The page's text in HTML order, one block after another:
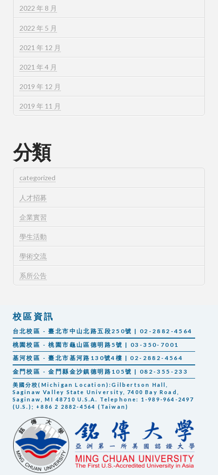
2022 年 8 月
2022 年 5 月
2021 年 12 月
2021 年 4 月
2019 年 12 月
2019 年 11 月
分類
categorized
人才招募
企業實習
學生活動
學術交流
系所公告
校區資訊
台北校區 - 臺北市中山北路五段250號 | 02-2882-4564
桃園校區 - 桃園市龜山區德明路5號 | 03-350-7001
基河校區 - 臺北市基河路130號4樓 | 02-2882-4564
金門校區 - 金門縣金沙鎮德明路105號 | 082-355-233
美國分校(Michigan Location):Gilbertson Hall,
Saginaw Valley State University, 7400 Bay Road,
Saginaw, MI 48710 U.S.A. Telephone: 1-989-964-2497
(U.S.); +886 2 2882-4564 (Taiwan)